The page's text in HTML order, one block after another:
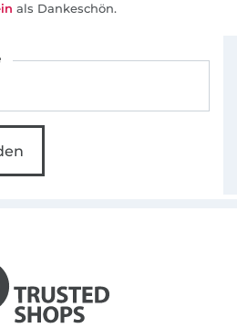
als Dankeschön.